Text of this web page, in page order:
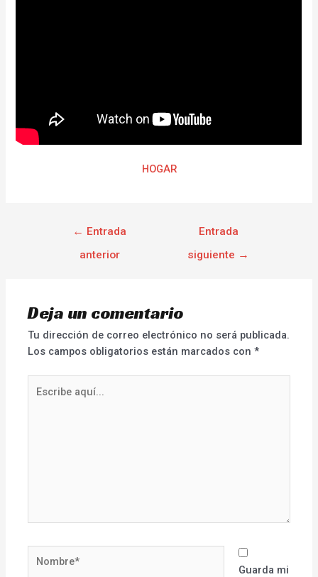
HOGAR
← Entrada
anterior
Entrada
siguiente →
Deja un comentario
Tu dirección de correo electrónico no será publicada.
Los campos obligatorios están marcados con*
aquí...
Guarda mi